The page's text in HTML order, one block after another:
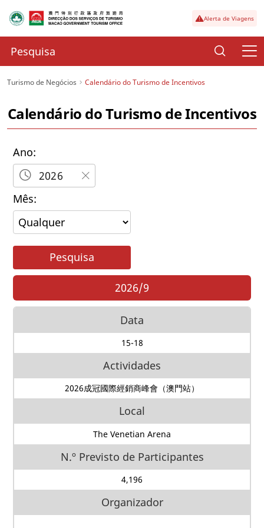
Alerta de Viagens
Turismo de Negócios Calendário do Turismo de Incentivos
Calendário do Turismo de Incentivos
Ano:
Mês:
Pesquisa
2026/9
Data
15-18
Actividades
2026成冠國際經銷商峰會（澳門站）
Local
The Venetian Arena
N.º Previsto de Participantes
4,196
Organizador